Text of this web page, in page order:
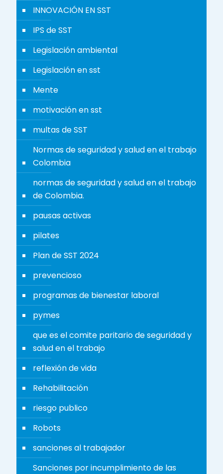
INNOVACIÓN EN SST
IPS de SST
Legislación ambiental
Legislación en sst
Mente
motivación en sst
multas de SST
Normas de seguridad y salud en el trabajo
Colombia
normas de seguridad y salud en el trabajo
de Colombia.
pausas activas
pilates
Plan de SST 2024
prevencioso
programas de bienestar laboral
pymes
que es el comite paritario de seguridad y
salud en el trabajo
reflexión de vida
Rehabilitación
riesgo publico
Robots
sanciones al trabajador
Sanciones por incumplimiento de las